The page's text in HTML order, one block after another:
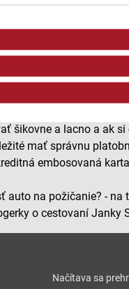
v dobrej rade
šikovne a lacno a ak
mať správnu
embosovaná
auto na požičanie? - na
o cestovaní Janky